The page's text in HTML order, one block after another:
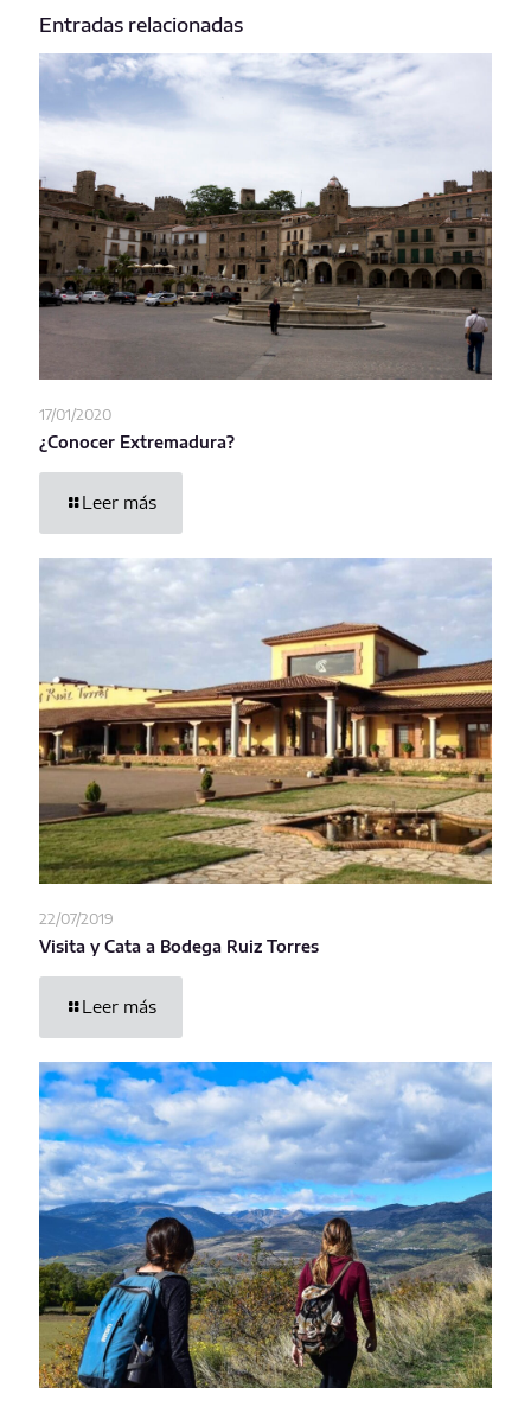
Entradas relacionadas
17/01/2020
¿Conocer Extremadura?
Leer más
22/07/2019
Visita y Cata a Bodega Ruiz Torres
Leer más